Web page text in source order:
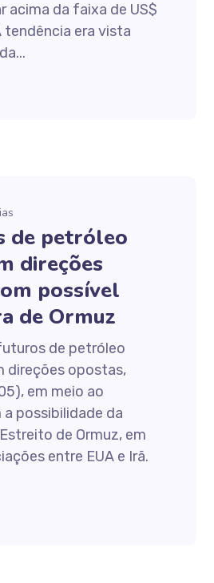
acima da faixa de US$
tendência era vista
de petróleo
direções
possível
de Ormuz
de petróleo
direções opostas,
em meio ao
possibilidade da
de Ormuz, em
entre EUA e Irã.